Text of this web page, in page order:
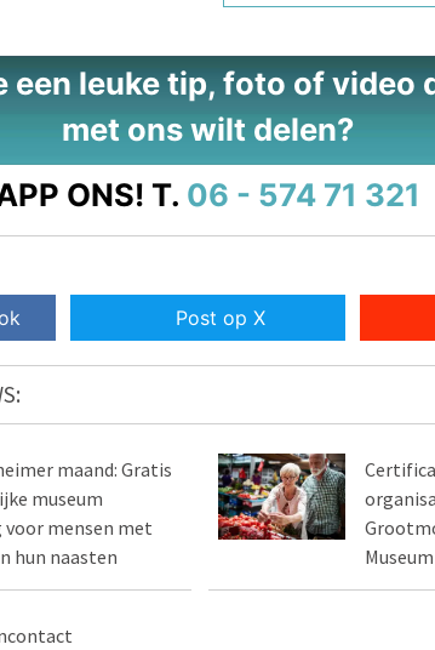
een leuke tip, foto of video
met ons wilt delen?
ONS! T. 06 - 574 71 321
Post op X
maand: Gratis
museum
mensen met
hun naasten
Museum